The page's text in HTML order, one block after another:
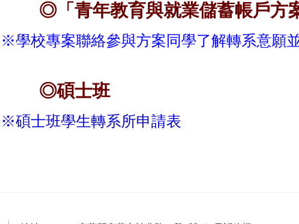
◎「青年教育與就業儲蓄帳戶方
※學校專案聯絡參與方案同學了解轉系意願
◎碩士班
※碩士班學生轉系所申請表